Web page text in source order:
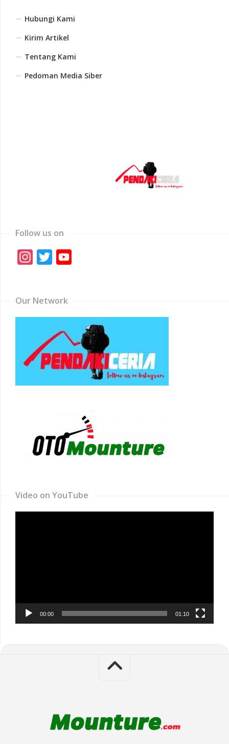
Hubungi Kami
Kirim Artikel
Tentang Kami
Pedoman Media Siber
Follow us on
Instagram
Twitter
Our Network
Video on YouTube
00:00 01:10